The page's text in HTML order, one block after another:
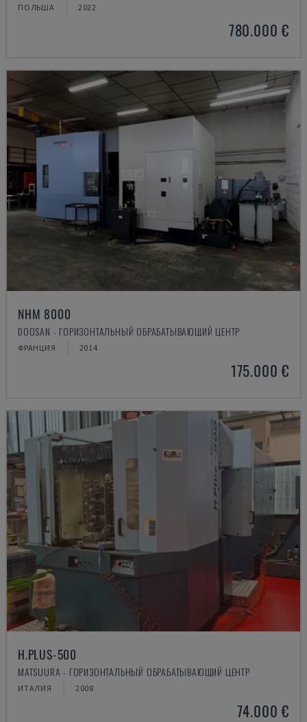
ПОЛЬША 2022
780.000 €
NHM 8000
DOOSAN - ГОРИЗОНТАЛЬНЫЙ ОБРАБАТЫВАЮЩИЙ ЦЕНТР
ФРАНЦИЯ 2014
175.000 €
H.PLUS-500
MATSUURA - ГОРИЗОНТАЛЬНЫЙ ОБРАБАТЫВАЮЩИЙ ЦЕНТР
ИТАЛИЯ 2008
74.000 €